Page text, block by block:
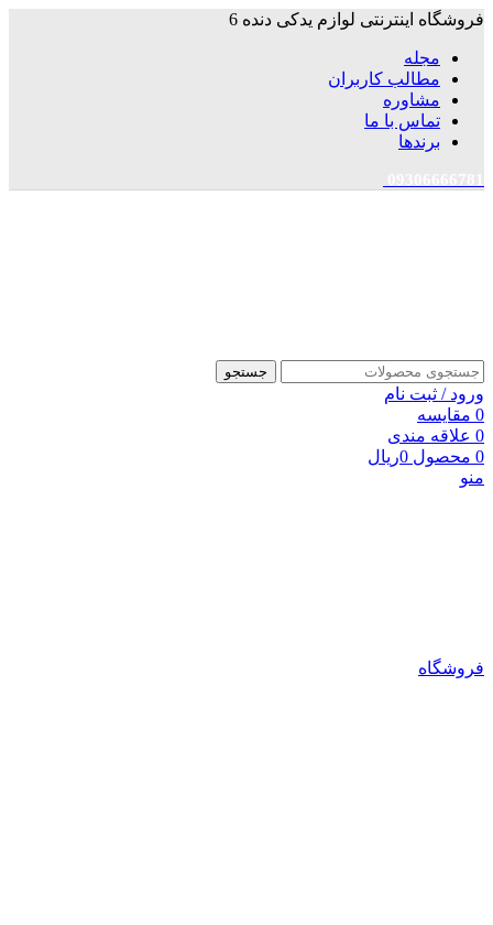
فروشگاه اینترنتی لوازم یدکی دنده 6
مجله
مطالب کاربران
مشاوره
تماس با ما
برندها
جستجو
ورود / ثبت نام
0 مقایسه
0 علاقه مندی
0 محصول 0ریال
منو
فروشگاه